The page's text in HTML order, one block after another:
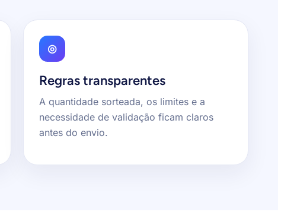
◎
Regras transparentes
A quantidade sorteada, os limites e a
necessidade de validação ficam claros
antes do envio.